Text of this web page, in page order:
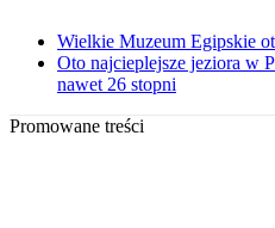
Wielkie Muzeum Egipskie
Oto najcieplejsze jeziora w
nawet 26 stopni
Promowane treści